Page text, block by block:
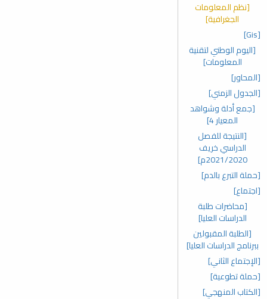
[نظم المعلومات
الجغرافية]
[Gis]
[اليوم الوطني لتقنية
المعلومات]
[المحاور]
[الجدول الزمني]
[جمع أدلة وشواهد
المعيار 4]
[النتيجة للفصل
الدراسي خريف
2021/2020م]
[حملة التبرع بالدم]
[اجتماع]
[محاضرات طلبة
الدراسات العليا]
[الطلبة المقبولين
ببرنامج الدراسات العليا]
[الإجتماع الثاني]
[حملة تطوعية]
[الكتاب المنهجي]